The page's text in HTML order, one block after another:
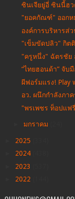
ซินเจียยู่อี่ ซินนี้ฮว
"ยอคกัณฑ์" ออกห
องค์การบริหารส่
"เข็มขัดปลิว" กิต
"ครูหนึ่ง" ฉัตรชัย
“ไทยฮอนด้า” จับ
ผีฟอร์มแรง! Play
อว. ผนึกกำลังภา
"พรเพชร ท็อปแฟ
มกราคม
2025
2024
2023
2022